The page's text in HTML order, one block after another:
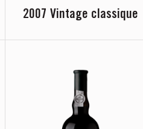
2007 Vintage classique